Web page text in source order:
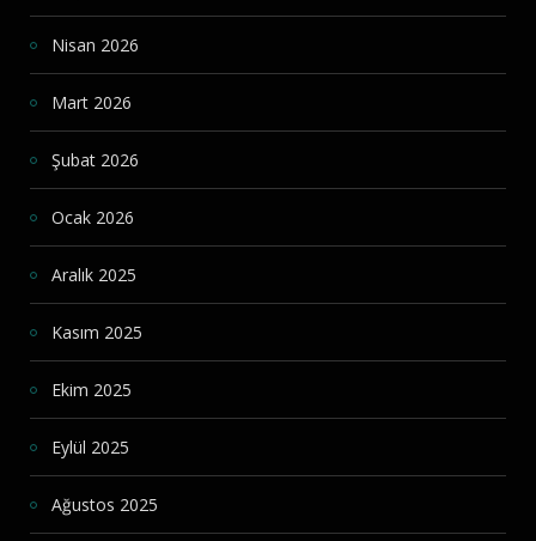
Nisan 2026
Mart 2026
Şubat 2026
Ocak 2026
Aralık 2025
Kasım 2025
Ekim 2025
Eylül 2025
Ağustos 2025